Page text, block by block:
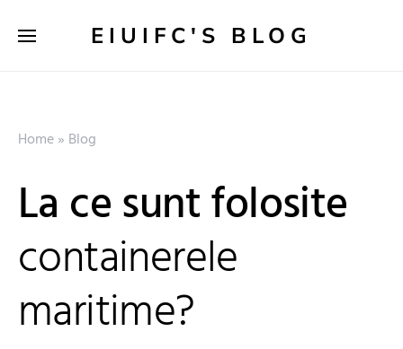
EIUIFC'S BLOG
Home» Blog
La ce sunt folosite
containerele
maritime?